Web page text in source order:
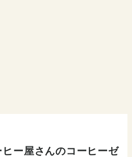
ー屋さんのコーヒーゼ